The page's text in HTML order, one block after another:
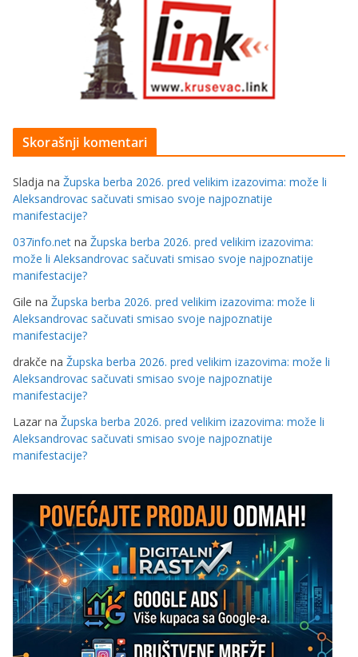
Skorašnji komentari
Sladja na Župska berba 2026. pred velikim izazovima: može li
Aleksandrovac sačuvati smisao svoje najpoznatije
manifestacije?
037info.net na Župska berba 2026. pred velikim izazovima:
može li Aleksandrovac sačuvati smisao svoje najpoznatije
manifestacije?
Gile na Župska berba 2026. pred velikim izazovima: može li
Aleksandrovac sačuvati smisao svoje najpoznatije
manifestacije?
drakče na Župska berba 2026. pred velikim izazovima: može li
Aleksandrovac sačuvati smisao svoje najpoznatije
manifestacije?
Lazar na Župska berba 2026. pred velikim izazovima: može li
Aleksandrovac sačuvati smisao svoje najpoznatije
manifestacije?